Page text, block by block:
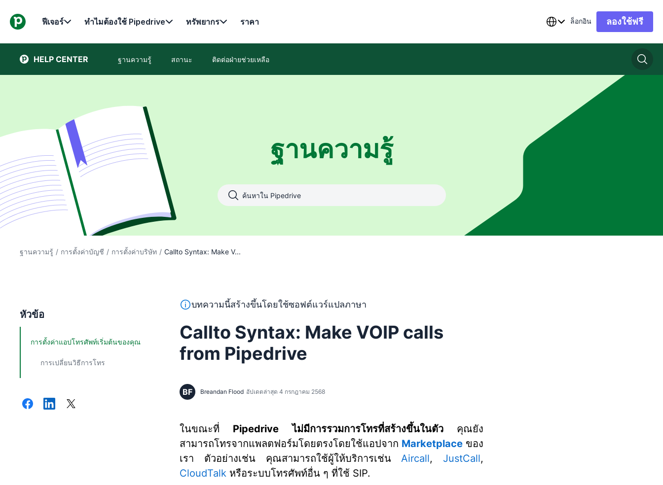
ฟีเจอร์ ทำไมต้องใช้ Pipedrive ทรัพยากร ราคา ล็อกอิน ลองใช้ฟรี
HELP CENTER ฐานความรู้ สถานะ ติดต่อฝ่ายช่วยเหลือ
ฐานความรู้
ฐานความรู้ / การตั้งค่าบัญชี / การตั้งค่าบริษัท / Callto Syntax: Make V...
หัวข้อ
การตั้งค่าแอปโทรศัพท์เริ่มต้นของคุณ
การเปลี่ยนวิธีการโทร
ข้อความนี้แปลจากภาษาอังกฤษโดยใช้ซอฟต์แวร์แปลภาษาและยังไม่ผ่านการตรวจสอบโดยบรรณาธิการ ข้อความอาจมีความหมายที่ไม่ถูกต้อ
บทความนี้สร้างขึ้นโดยใช้ซอฟต์แวร์แปลภาษา
Callto Syntax: Make VOIP calls
from Pipedrive
BF Breandan Flood อัปเดตล่าสุด 4 กรกฎาคม 2568
ในขณะที่ Pipedrive ไม่มีการรวมการโทรที่สร้างขึ้นในตัวคุณยัง
สามารถโทรจากแพลตฟอร์มโดยตรงโดยใช้แอปจาก Marketplace ของ
เรา ตัวอย่างเช่น คุณสามารถใช้ผู้ให้บริการเช่นAircall, JustCall,
CloudTalk หรือระบบโทรศัพท์อื่น ๆ ที่ใช้ SIP.